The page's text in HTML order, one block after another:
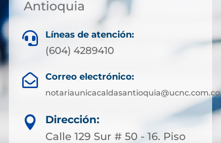
Antioquia
 Líneas de atención:
(604) 4289410
 Correo electrónico:
notariaunicacaldasantioquia@ucnc.com.co

Dirección:
Calle 129 Sur # 50 - 16. Piso